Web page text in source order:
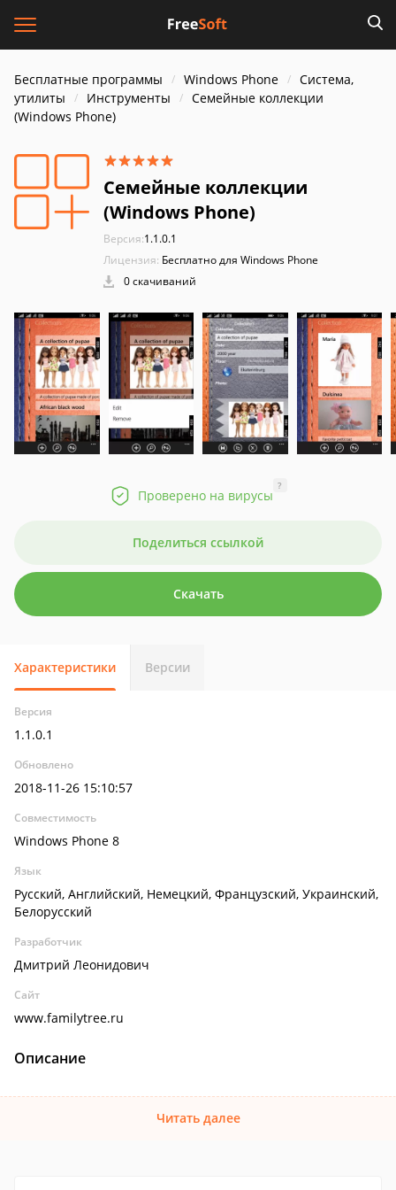
Бесплатные программы Windows Phone
Система,
утилиты
Инструменты
Семейные коллекции
(Windows Phone)
Семейные коллекции
(Windows Phone)
Версия:1.1.0.1
Лицензия: Бесплатно для Windows Phone
0 скачиваний
Проверено на вирусы
?
Поделиться ссылкой
Скачать
Характеристики Версии
Версия
1.1.0.1
Обновлено
2018-11-26 15:10:57
Совместимость
Windows Phone 8
Язык
Русский, Английский, Немецкий, Французский, Украинский,
Белорусский
Разработчик
Дмитрий Леонидович
Сайт
www.familytree.ru
Описание
Читать далее